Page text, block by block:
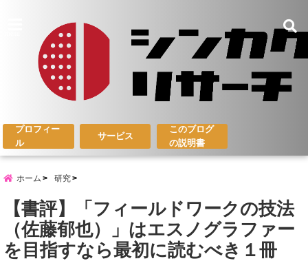
プロフィー
ル
サービス
このブログ
の説明書
ホーム 研究
【書評】「フィールドワークの技法
（佐藤郁也）」はエスノグラファー
を目指すなら最初に読むべき１冊